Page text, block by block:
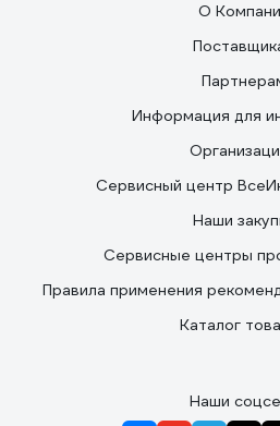
О
Информация для
Сервисный центр
Наши
Сервисные центры
Правила применения
Каталог
Наши